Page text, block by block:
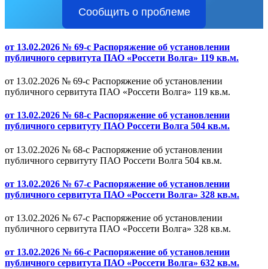
Сообщить о проблеме
от 13.02.2026 № 69-с Распоряжение об установлении
публичного сервитута ПАО «Россети Волга» 119 кв.м.
от 13.02.2026 № 69-с Распоряжение об установлении
публичного сервитута ПАО «Россети Волга» 119 кв.м.
от 13.02.2026 № 68-с Распоряжение об установлении
публичного сервитуту ПАО Россети Волга 504 кв.м.
от 13.02.2026 № 68-с Распоряжение об установлении
публичного сервитуту ПАО Россети Волга 504 кв.м.
от 13.02.2026 № 67-с Распоряжение об установлении
публичного сервитута ПАО «Россети Волга» 328 кв.м.
от 13.02.2026 № 67-с Распоряжение об установлении
публичного сервитута ПАО «Россети Волга» 328 кв.м.
от 13.02.2026 № 66-с Распоряжение об установлении
публичного сервитута ПАО «Россети Волга» 632 кв.м.